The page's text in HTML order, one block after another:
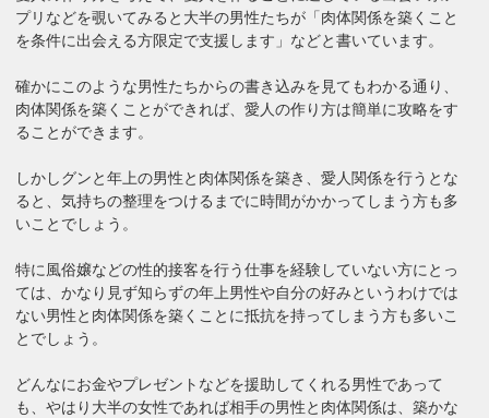
プリなどを覗いてみると大半の男性たちが「肉体関係を築くこと
を条件に出会える方限定で支援します」などと書いています。
確かにこのような男性たちからの書き込みを見てもわかる通り、
肉体関係を築くことができれば、愛人の作り方は簡単に攻略をす
ることができます。
しかしグンと年上の男性と肉体関係を築き、愛人関係を行うとな
ると、気持ちの整理をつけるまでに時間がかかってしまう方も多
いことでしょう。
特に風俗嬢などの性的接客を行う仕事を経験していない方にとっ
ては、かなり見ず知らずの年上男性や自分の好みというわけでは
ない男性と肉体関係を築くことに抵抗を持ってしまう方も多いこ
とでしょう。
どんなにお金やプレゼントなどを援助してくれる男性であって
も、やはり大半の女性であれば相手の男性と肉体関係は、築かな